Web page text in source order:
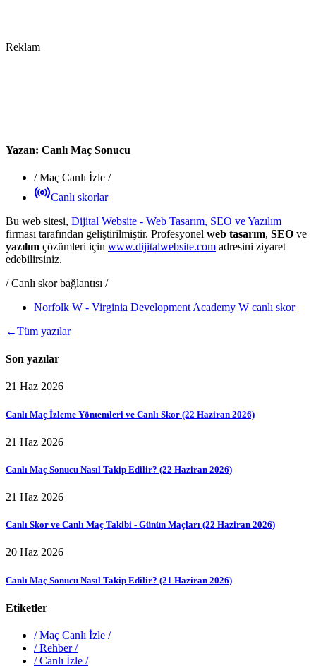
Reklam
Yazan: Canlı Maç Sonucu
/Maç Canlı İzle /
Canlı skorlar
Bu web sitesi, Dijital Website - Web Tasarım, SEO ve Yazılım
firması tarafından geliştirilmiştir. Profesyonel web tasarım, SEO ve
yazılım çözümleri için www.dijitalwebsite.com adresini ziyaret
edebilirsiniz.
/ Canlı skor bağlantısı /
Norfolk W - Virginia Development Academy W canlı skor
←Tüm yazılar
Son yazılar
21 Haz 2026
Canlı Maç İzleme Yöntemleri ve Canlı Skor (22 Haziran 2026)
21 Haz 2026
Canlı Maç Sonucu Nasıl Takip Edilir? (22 Haziran 2026)
21 Haz 2026
Canlı Skor ve Canlı Maç Takibi - Günün Maçları (22 Haziran 2026)
20 Haz 2026
Canlı Maç Sonucu Nasıl Takip Edilir? (21 Haziran 2026)
Etiketler
/Maç Canlı İzle /
/Rehber/
/Canlı İzle /